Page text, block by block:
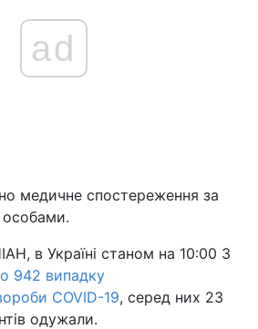
ad
медичне спостереження за
в Україні станом на 10:00 3
942 випадку
COVID-19, серед них 23
одужали.